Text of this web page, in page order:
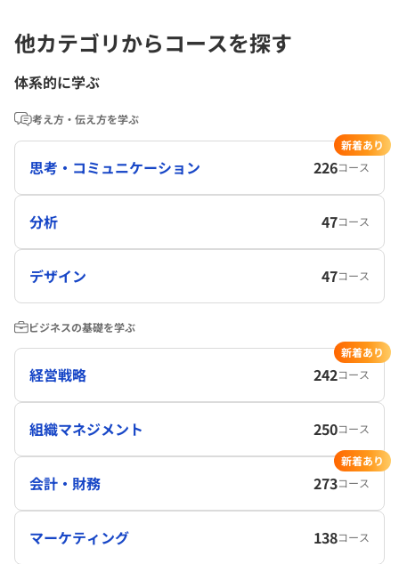
他カテゴリからコースを探す
体系的に学ぶ
考え方・伝え方を学ぶ
思考・コミュニケーション 226コース
新着あり
分析 47コース
デザイン 47コース
ビジネスの基礎を学ぶ
経営戦略 242コース
新着あり
組織マネジメント 250コース
会計・財務 273コース
新着あり
マーケティング 138コース